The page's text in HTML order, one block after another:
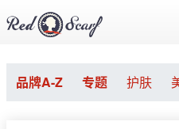
品牌A-Z 专题 护肤